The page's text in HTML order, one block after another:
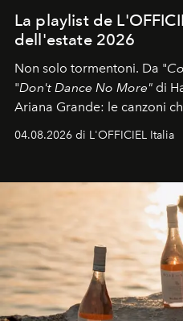
La playlist de
dell'estate 2026
Non solo tormentoni. Da "
"Don't Dance No More" di
Ariana Grande: le canzoni
colonna sonora della
04.08.2026 di L'OFFICIEL Italia